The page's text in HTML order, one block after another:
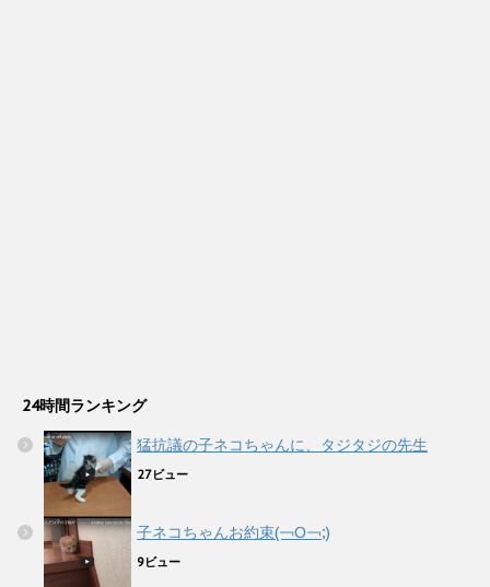
24時間ランキング
猛抗議の子ネコちゃんに、タジタジの先生
27ビュー
子ネコちゃんお約束(￢Ο￢;)
9ビュー